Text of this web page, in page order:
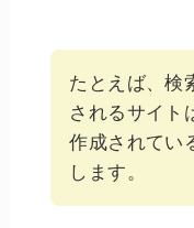
たとえば、検
されるサイト
作成されてい
します。